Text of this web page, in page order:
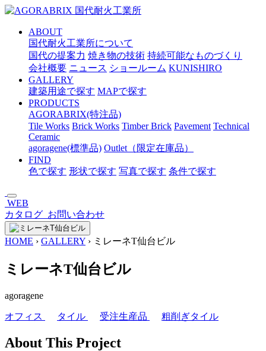
メ
ABOUT
国代耐火工業所について
国代の提案力 焼き物の技術 持続可能なものづくり
会社概要 ニュース ショールーム KUNISHIRO
GALLERY
建築用途で探す MAPで探す
PRODUCTS
AGORABRIX(特注品)
Tile Works Brick Works Timber Brick Pavement Technical
Ceramic
agoragene(標準品) Outlet（限定在庫品）
FIND
色で探す 形状で探す 写真で探す 条件で探す
WEB
カタログ お問い合わせ
HOME › GALLERY › ミレーネT仙台ビル
ミレーネT仙台ビル
agoragene
オフィス タイル 受注生産品 粗削ぎタイル
About This Project